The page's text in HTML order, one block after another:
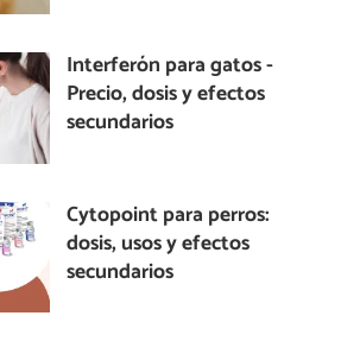
Interferón para gatos -
Precio, dosis y efectos
secundarios
Cytopoint para perros:
dosis, usos y efectos
secundarios